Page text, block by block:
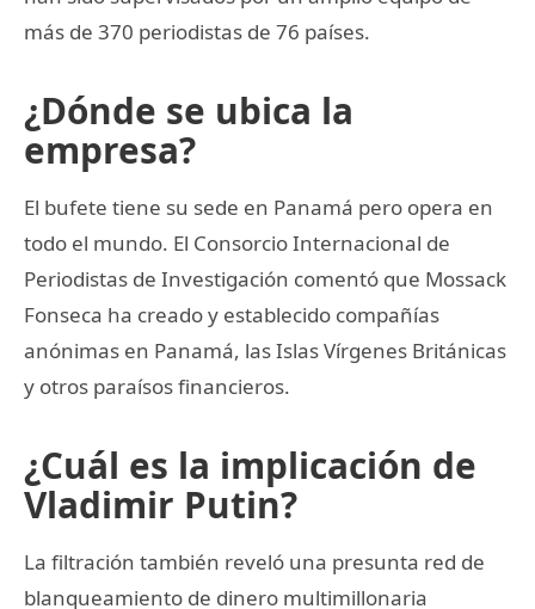
más de 370 periodistas de 76 países.
¿Dónde se ubica la
empresa?
El bufete tiene su sede en Panamá pero opera en
todo el mundo. El Consorcio Internacional de
Periodistas de Investigación comentó que Mossack
Fonseca ha creado y establecido compañías
anónimas en Panamá, las Islas Vírgenes Británicas
y otros paraísos financieros.
¿Cuál es la implicación de
Vladimir Putin?
La filtración también reveló una presunta red de
blanqueamiento de dinero multimillonaria